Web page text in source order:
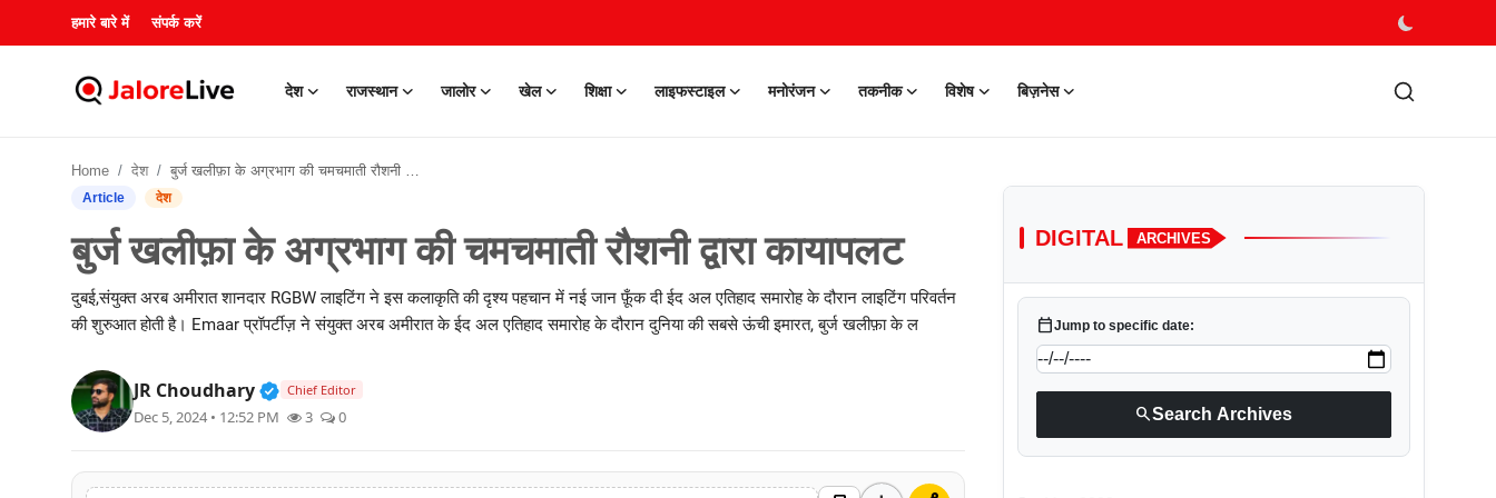
हमारे बारे में संपर्क करें
देश राजस्थान जालोर खेल शिक्षा लाइफस्टाइल मनोरंजन तकनीक विशेष बिज़नेस
राजस्थान
Home देश बुर्ज खलीफ़ा के अग्रभाग की चमचमाती रौशनी द्वारा कायापलट
Article देश
बुर्ज खलीफ़ा के अग्रभाग की चमचमाती रौशनी द्वारा कायापलट
दुबई,संयुक्त अरब अमीरात शानदार RGBW लाइटिंग ने इस कलाकृति की दृश्य पहचान में नई जान फ़ूँक दी ईद अल एतिहाद समारोह के दौरान लाइटिंग परिवर्तन
की शुरुआत होती है। Emaar प्रॉपर्टीज़ ने संयुक्त अरब अमीरात के ईद अल एतिहाद समारोह के दौरान दुनिया की सबसे ऊंची इमारत, बुर्ज खलीफ़ा के ल
JR Choudhary Verified Public Figure • 30 Mar, 2026
Chief Editor
Dec 5, 2024 • 12:52 PM 3 0
DIGITAL ARCHIVES
calendar_todayJump to specific date:
searchSearch Archives